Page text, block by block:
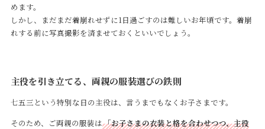
めます。
しかし、まだまだ着崩れせずに1日過ごすのは難しいお年頃です。着崩
れする前に写真撮影を済ませておくといいでしょう。
主役を引き立てる、両親の服装選びの鉄則
七五三という特別な日の主役は、言うまでもなくお子さまです。
そのため、ご両親の服装は「お子さまの衣装と格を合わせつつ、主役